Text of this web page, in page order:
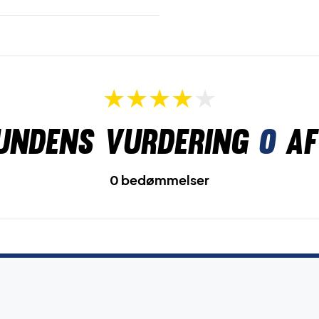
vurdering 0af
0 bedømmelser